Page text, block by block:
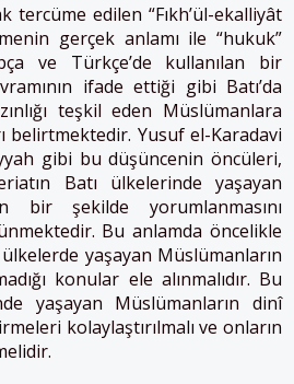
tercüme edilen “Fıkh’ül-ekalliyât
gerçek anlamı ile “hukuk”
ve Türkçe’de kullanılan bir
ifade ettiği gibi Batı’da
teşkil eden Müslümanlara
belirtmektedir. Yusuf el-Karadavi
gibi bu düşüncenin öncüleri,
Batı ülkelerinde yaşayan
bir şekilde yorumlanmasını
Bu anlamda öncelikle
yaşayan Müslümanların
konular ele alınmalıdır. Bu
yaşayan Müslümanların dinî
kolaylaştırılmalı ve onların